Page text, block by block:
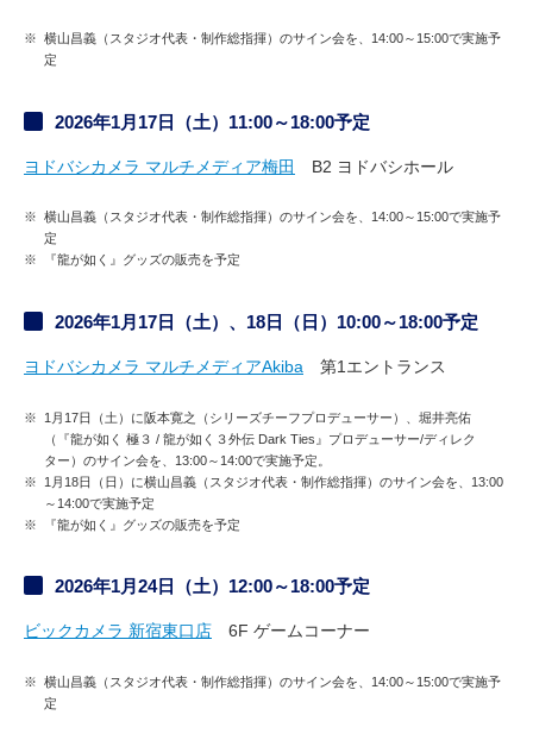
※ 横山昌義（スタジオ代表・制作総指揮）のサイン会を、14:00～15:00で実施予
定
2026年1月17日（土）11:00～18:00予定
ヨドバシカメラ マルチメディア梅田 B2 ヨドバシホール
※ 横山昌義（スタジオ代表・制作総指揮）のサイン会を、14:00～15:00で実施予
定
※
『龍が如く』グッズの販売を予定
2026年1月17日（土）、18日（日）10:00～18:00予定
ヨドバシカメラ マルチメディアAkiba 第1エントランス
※
1月17日（土）に阪本寛之（シリーズチーフプロデューサー）、堀井亮佑
（『龍が如く 極３ / 龍が如く３外伝 Dark Ties』プロデューサー/ディレク
ター）のサイン会を、13:00～14:00で実施予定。
※
1月18日（日）に横山昌義（スタジオ代表・制作総指揮）のサイン会を、13:00
～14:00で実施予定
※
『龍が如く』グッズの販売を予定
2026年1月24日（土）12:00～18:00予定
ビックカメラ 新宿東口店 6F ゲームコーナー
※ 横山昌義（スタジオ代表・制作総指揮）のサイン会を、14:00～15:00で実施予
定